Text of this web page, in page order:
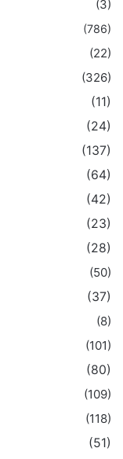
(3)
(786)
(22)
(326)
(11)
(24)
(137)
(64)
(42)
(23)
(28)
(50)
(37)
(8)
(101)
(80)
(109)
(118)
(51)